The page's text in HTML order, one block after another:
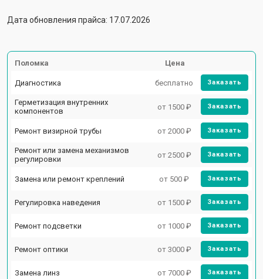
Дата обновления прайса: 17.07.2026
Поломка Цена
Диагностика бесплатно Заказать
Герметизация внутренних
компонентов
от 1500 ₽ Заказать
Ремонт визирной трубы от 2000 ₽ Заказать
Ремонт или замена механизмов
регулировки
от 2500 ₽ Заказать
Замена или ремонт креплений от 500 ₽ Заказать
Регулировка наведения от 1500 ₽ Заказать
Ремонт подсветки от 1000 ₽ Заказать
Ремонт оптики от 3000 ₽ Заказать
Замена линз от 7000 ₽ Заказать